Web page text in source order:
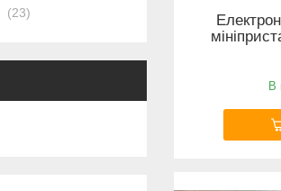
В
23